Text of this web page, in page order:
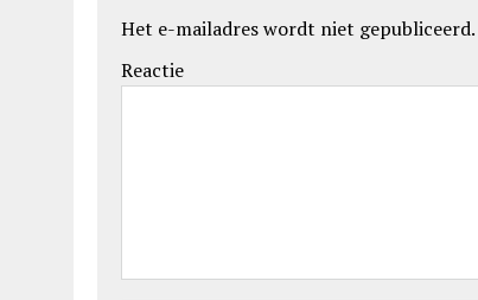
Het e-mailadres wordt niet gepubliceerd.
Reactie